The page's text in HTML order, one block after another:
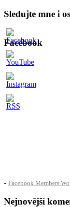
Sledujte mne i
Facebook
- Facebook Members
Nejnovější